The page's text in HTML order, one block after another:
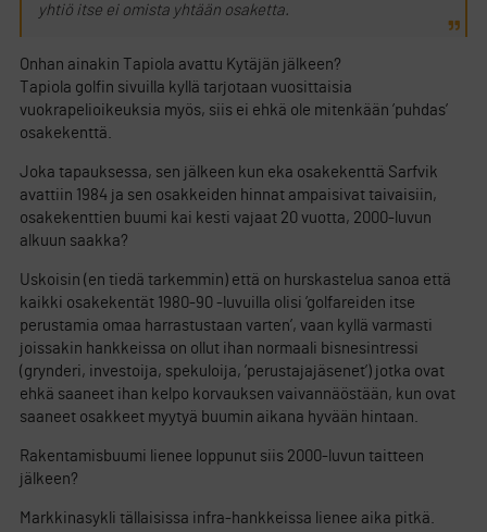
yhtiö itse ei omista yhtään osaketta.
Onhan ainakin Tapiola avattu Kytäjän jälkeen?
Tapiola golfin sivuilla kyllä tarjotaan vuosittaisia
vuokrapelioikeuksia myös, siis ei ehkä ole mitenkään ’puhdas’
osakekenttä.
Joka tapauksessa, sen jälkeen kun eka osakekenttä Sarfvik
avattiin 1984 ja sen osakkeiden hinnat ampaisivat taivaisiin,
osakekenttien buumi kai kesti vajaat 20 vuotta, 2000-luvun
alkuun saakka?
Uskoisin (en tiedä tarkemmin) että on hurskastelua sanoa että
kaikki osakekentät 1980-90 -luvuilla olisi ’golfareiden itse
perustamia omaa harrastustaan varten’, vaan kyllä varmasti
joissakin hankkeissa on ollut ihan normaali bisnesintressi
(grynderi, investoija, spekuloija, ’perustajajäsenet’) jotka ovat
ehkä saaneet ihan kelpo korvauksen vaivannäöstään, kun ovat
saaneet osakkeet myytyä buumin aikana hyvään hintaan.
Rakentamisbuumi lienee loppunut siis 2000-luvun taitteen
jälkeen?
Markkinasykli tällaisissa infra-hankkeissa lienee aika pitkä.